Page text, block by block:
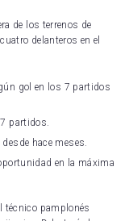
de los terrenos de
delanteros en el
gol en los 7 partidos
partidos.
hace meses.
en la máxima
técnico pamplonés